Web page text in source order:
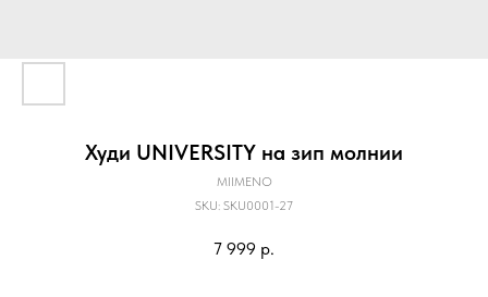
Худи UNIVERSITY на зип молнии
MIIMENO
SKU: SKU0001-27
7 999 р.